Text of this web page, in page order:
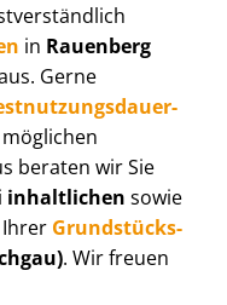
in Rauenberg
Gerne
beraten wir Sie
inhaltlichen sowie
Ihrer Grund­stücks­
. Wir freuen